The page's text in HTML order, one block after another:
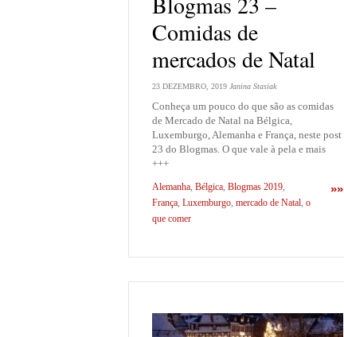
Comidas de
mercados de Natal
23 DEZEMBRO, 2019 Janina Stasiak
Conheça um pouco do que são as comidas
de Mercado de Natal na Bélgica,
Luxemburgo, Alemanha e França, neste post
23 do Blogmas. O que vale à pela e mais
+++
»»
Alemanha, Bélgica, Blogmas 2019,
França, Luxemburgo, mercado de Natal, o
que comer